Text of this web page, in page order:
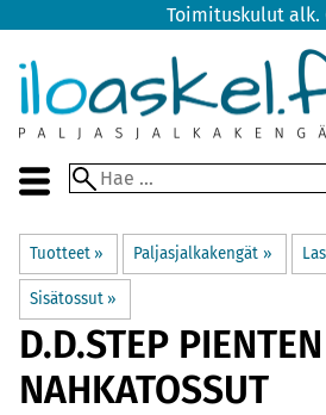
Toimituskulut alk.
Tuotteet ‪» Paljasjalkakengät ‪»
Sisätossut ‪»
D.D.STEP
NAHKATOSSUT